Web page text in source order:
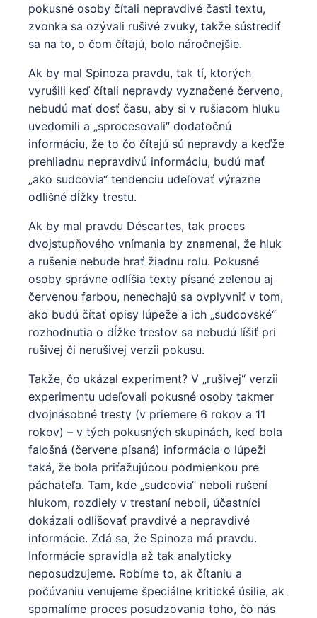
pokusné osoby čítali nepravdivé časti textu,
zvonka sa ozývali rušivé zvuky, takže sústrediť
sa na to, o čom čítajú, bolo náročnejšie.
Ak by mal Spinoza pravdu, tak tí, ktorých
vyrušili keď čítali nepravdy vyznačené červeno,
nebudú mať dosť času, aby si v rušiacom hluku
uvedomili a „sprocesovali“ dodatočnú
informáciu, že to čo čítajú sú nepravdy a keďže
prehliadnu nepravdivú informáciu, budú mať
„ako sudcovia“ tendenciu udeľovať výrazne
odlišné dĺžky trestu.
Ak by mal pravdu Déscartes, tak proces
dvojstupňového vnímania by znamenal, že hluk
a rušenie nebude hrať žiadnu rolu. Pokusné
osoby správne odlíšia texty písané zelenou aj
červenou farbou, nenechajú sa ovplyvniť v tom,
ako budú čítať opisy lúpeže a ich „sudcovské“
rozhodnutia o dĺžke trestov sa nebudú líšiť pri
rušivej či nerušivej verzii pokusu.
Takže, čo ukázal experiment? V „rušivej“ verzii
experimentu udeľovali pokusné osoby takmer
dvojnásobné tresty (v priemere 6 rokov a 11
rokov) – v tých pokusných skupinách, keď bola
falošná (červene písaná) informácia o lúpeži
taká, že bola priťažujúcou podmienkou pre
páchateľa. Tam, kde „sudcovia“ neboli rušení
hlukom, rozdiely v trestaní neboli, účastníci
dokázali odlišovať pravdivé a nepravdivé
informácie. Zdá sa, že Spinoza má pravdu.
Informácie spravidla až tak analyticky
neposudzujeme. Robíme to, ak čítaniu a
počúvaniu venujeme špeciálne kritické úsilie, ak
spomalíme proces posudzovania toho, čo nás